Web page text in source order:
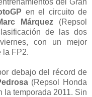
en el circuito de
Márquez (Repsol
de las dos
con un mejor
la FP2.
debajo del récord de
(Repsol Honda
la temporada 2011. Sin